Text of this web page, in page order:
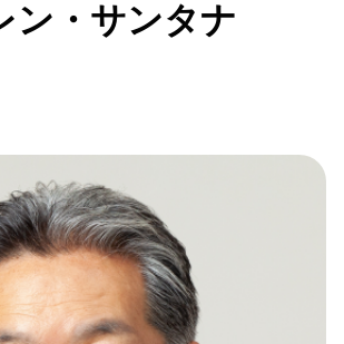
ン・サンタナ